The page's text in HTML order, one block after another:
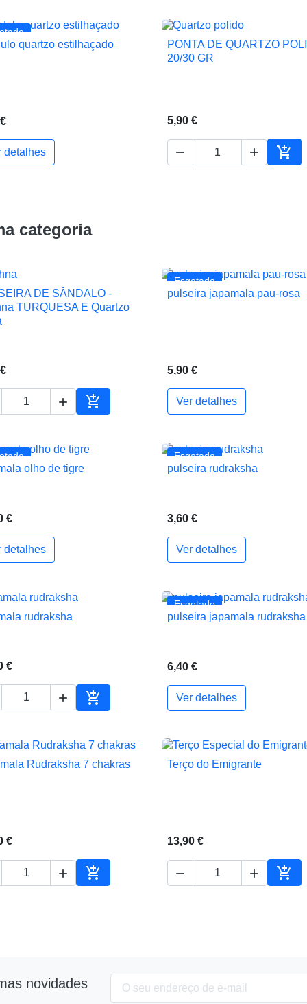
 Vista rápida
quartzo estilhaçado
detalhes
 Vista rápida
PONTA DE QUARTZO
20/30 GR
5,90 €
  
categoria
 Vista rápida
DE SÂNDALO -
TURQUESA E Quartzo
 
Adicionar ao carrinho
Esgotado
 Vista rápida
pulseira japamala pau-rosa
5,90 €
Ver detalhes
 Vista rápida
olho de tigre
€
detalhes
Esgotado
 Vista rápida
pulseira rudraksha
3,60 €
Ver detalhes
 Vista rápida
rudraksha
€
 
Adicionar ao carrinho
Esgotado
 Vista rápida
pulseira japamala rudraksha
6,40 €
Ver detalhes
 Vista rápida
Rudraksha 7 chakras
€
 
Adicionar ao carrinho
 Vista rápida
Terço do Emigrante
13,90 €
  
novidades